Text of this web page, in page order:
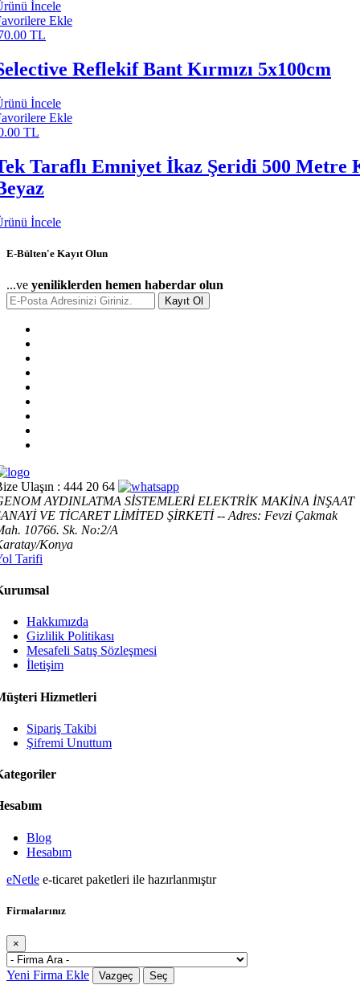
İncele
Ekle
TL
Reflekif Bant Kırmızı 5x100cm
İncele
Ekle
TL
Taraflı Emniyet İkaz Şeridi 500 Metre
İncele
E-Bülten'e Kayıt Olun
...ve yeniliklerden hemen haberdar olun
Kayıt Ol
Ulaşın : 444 20 64
AYDINLATMA SİSTEMLERİ ELEKTRİK MAKİNA İNŞAAT
VE TİCARET LİMİTED ŞİRKETİ -- Adres: Fevzi Çakmak
10766. Sk. No:2/A
Konya
Tarifi
Hakkımızda
Gizlilik Politikası
Mesafeli Satış Sözleşmesi
İletişim
Hizmetleri
Sipariş Takibi
Şifremi Unuttum
Blog
Hesabım
eNetle e-ticaret paketleri ile hazırlanmıştır
Firmalarınız
×
Yeni Firma Ekle Vazgeç Seç